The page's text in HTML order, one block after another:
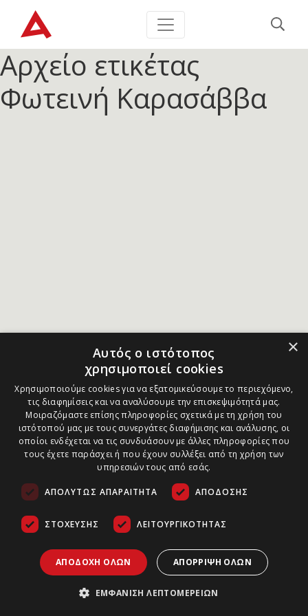
Αρχείο ετικέτας
Φωτεινή Καρασάββα
×
Αυτός ο ιστότοπος
χρησιμοποιεί cookies
Χρησιμοποιούμε cookies για να εξατομικεύσουμε το περιεχόμενο,
τις διαφημίσεις και να αναλύσουμε την επισκεψιμότητά μας.
Μοιραζόμαστε επίσης πληροφορίες σχετικά με τη χρήση του
ιστότοπού μας με τους συνεργάτες διαφήμισης και ανάλυσης, οι
οποίοι ενδέχεται να τις συνδυάσουν με άλλες πληροφορίες που
τους έχετε παράσχει ή που έχουν συλλέξει από τη χρήση των
υπηρεσιών τους από εσάς.
ΑΠΟΛΎΤΩΣ ΑΠΑΡΑΊΤΗΤΑ ΑΠΌΔΟΣΗΣ
ΣΤΌΧΕΥΣΗΣ ΛΕΙΤΟΥΡΓΙΚΌΤΗΤΑΣ
ΑΠΟΔΟΧΉ ΌΛΩΝ ΑΠΌΡΡΙΨΗ ΌΛΩΝ
ΕΜΦΆΝΙΣΗ ΛΕΠΤΟΜΕΡΕΙΏΝ